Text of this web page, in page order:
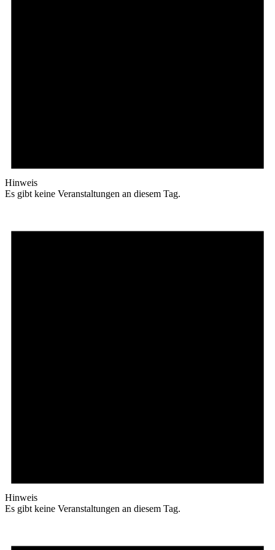
Hinweis
Es gibt keine Veranstaltungen an diesem Tag.
Hinweis
Es gibt keine Veranstaltungen an diesem Tag.